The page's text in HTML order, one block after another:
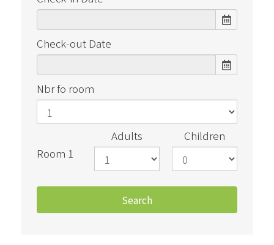
Check-out Date
Nbr fo room
Room 1
Adults Children